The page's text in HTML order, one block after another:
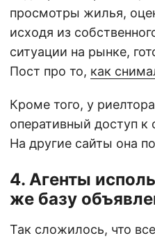
просмотры жилья,
исходя из
ситуации на рынке,
Пост про то, как
Кроме того, у
оперативный доступ к
На другие сайты она
4. Агенты
же базу
Так сложилось, что